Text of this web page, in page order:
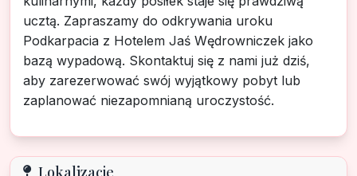
ucztą. Zapraszamy do odkrywania uroku
Podkarpacia z Hotelem Jaś Wędrowniczek jako
bazą wypadową. Skontaktuj się z nami już dziś,
aby zarezerwować swój wyjątkowy pobyt lub
zaplanować niezapomnianą uroczystość.
Lokalizacje